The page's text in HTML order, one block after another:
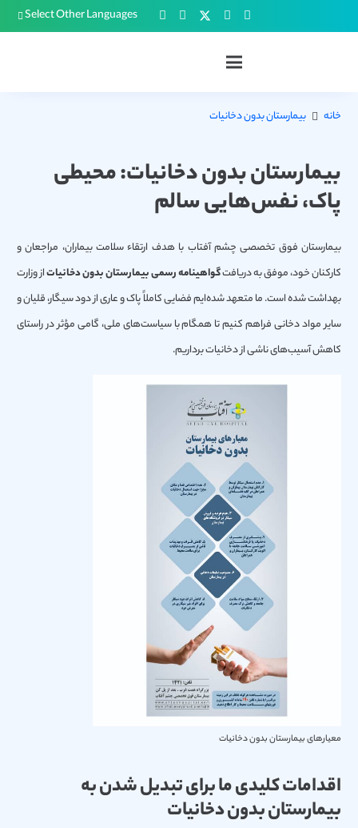
Select Other Languages
خانه بیمارستان بدون دخانیات
بیمارستان بدون دخانیات: محیطی
پاک، نفس‌هایی سالم
بیمارستان فوق تخصصی چشم آفتاب با هدف ارتقاء سلامت بیماران، مراجعان و
کارکنان خود، موفق به دریافتگواهینامه رسمی بیمارستان بدون دخانیاتاز وزارت
بهداشت شده است. ما متعهد شده‌ایم فضایی کاملاً پاک و عاری از دود سیگار، قلیان و
سایر مواد دخانی فراهم کنیم تا همگام با سیاست‌های ملی، گامی مؤثر در راستای
کاهش آسیب‌های ناشی از دخانیات برداریم.
معیارهای بیمارستان بدون دخانیات
اقدامات کلیدی ما برای تبدیل شدن به
بیمارستان بدون دخانیات